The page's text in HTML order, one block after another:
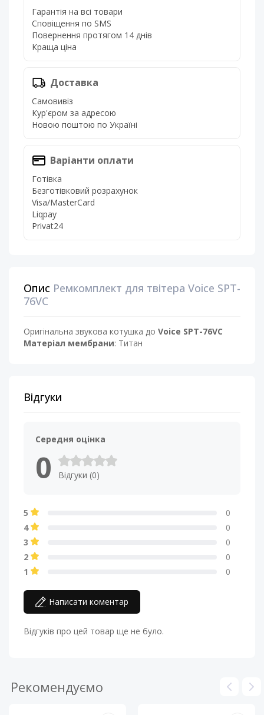
Гарантія на всі товари
Сповіщення по SMS
Повернення протягом 14 днів
Краща ціна
Доставка
Самовивіз
Кур'єром за адресою
Новою поштою по Україні
Варіанти оплати
Готівка
Безготівковий розрахунок
Visa/MasterCard
Liqpay
Privat24
Опис Ремкомплект для твітера Voice SPT-
76VC
Оригінальна звукова котушка до Voice SPT-76VC
Матеріал мембрани: Титан
Відгуки
Середня оцінка
0 Відгуки (0)
5
0
4
0
3
0
2
0
1
0
Написати коментар
Відгуків про цей товар ще не було.
Рекомендуємо